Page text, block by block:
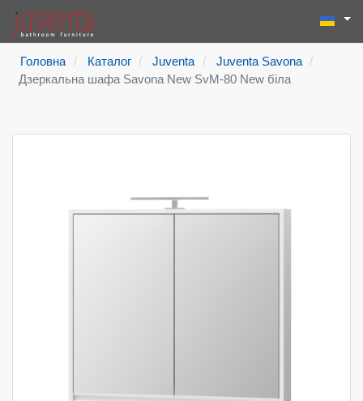
Пошук
Type 2 or
Головна Каталог Juventa
Juventa Savona
Дзеркальна шафа Savona New SvM-80 New біла